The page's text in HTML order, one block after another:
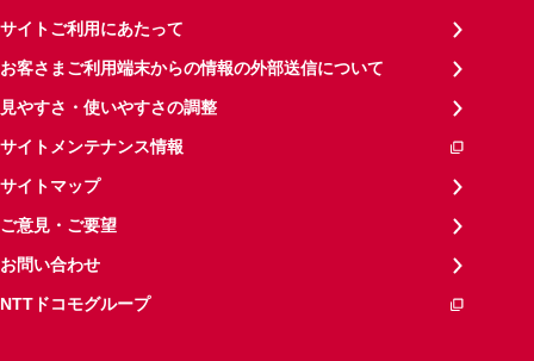
サイトご利用にあたって
お客さまご利用端末からの情報の外部送信について
見やすさ・使いやすさの調整
サイトメンテナンス情報
サイトマップ
ご意見・ご要望
お問い合わせ
NTTドコモグループ